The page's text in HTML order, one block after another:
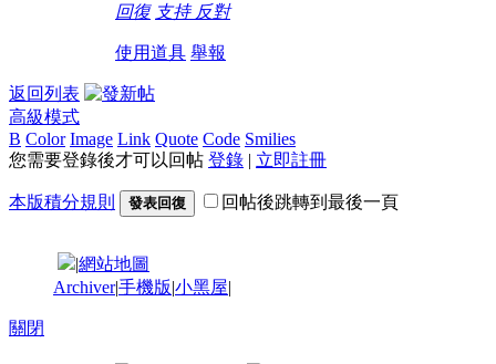
回復 支持 反對
使用道具 舉報
返回列表
高級模式
B Color Image Link Quote Code Smilies
您需要登錄後才可以回帖 登錄 | 立即註冊
本版積分規則 發表回復 回帖後跳轉到最後一頁
|網站地圖
Archiver|手機版|小黑屋|
關閉